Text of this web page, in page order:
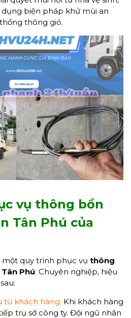
biện pháp khử mùi an
thông gió.
vụ thông bồn
Tân Phú của
quy trình phục vụ thông
Phú: Chuyên nghiệp, hiệu
từ khách hàng: Khi khách hàng
trụ sở công ty. Đội ngũ nhân